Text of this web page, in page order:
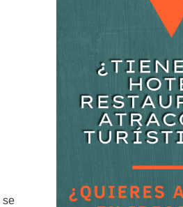
se